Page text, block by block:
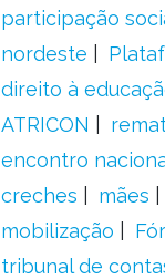
participação
nordeste
direito à
ATRICON
encontro
creches
mães
mobilização
tribunal de